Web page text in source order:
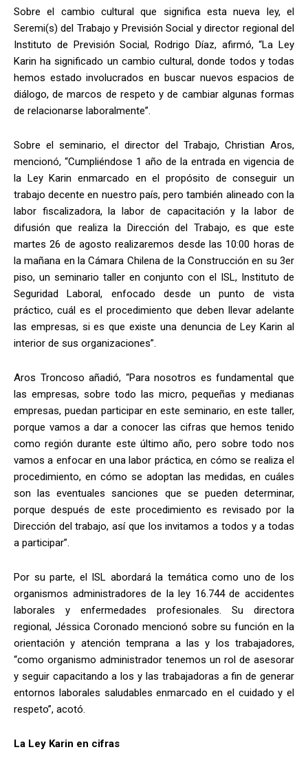
Sobre el cambio cultural que significa esta nueva ley, el
Seremi(s) del Trabajo y Previsión Social y director regional del
Instituto de Previsión Social, Rodrigo Díaz, afirmó, “La Ley
Karin ha significado un cambio cultural, donde todos y todas
hemos estado involucrados en buscar nuevos espacios de
diálogo, de marcos de respeto y de cambiar algunas formas
de relacionarse laboralmente”.
Sobre el seminario, el director del Trabajo, Christian Aros,
mencionó, “Cumpliéndose 1 año de la entrada en vigencia de
la Ley Karin enmarcado en el propósito de conseguir un
trabajo decente en nuestro país, pero también alineado con la
labor fiscalizadora, la labor de capacitación y la labor de
difusión que realiza la Dirección del Trabajo, es que este
martes 26 de agosto realizaremos desde las 10:00 horas de
la mañana en la Cámara Chilena de la Construcción en su 3er
piso, un seminario taller en conjunto con el ISL, Instituto de
Seguridad Laboral, enfocado desde un punto de vista
práctico, cuál es el procedimiento que deben llevar adelante
las empresas, si es que existe una denuncia de Ley Karin al
interior de sus organizaciones”.
Aros Troncoso añadió, “Para nosotros es fundamental que
las empresas, sobre todo las micro, pequeñas y medianas
empresas, puedan participar en este seminario, en este taller,
porque vamos a dar a conocer las cifras que hemos tenido
como región durante este último año, pero sobre todo nos
vamos a enfocar en una labor práctica, en cómo se realiza el
procedimiento, en cómo se adoptan las medidas, en cuáles
son las eventuales sanciones que se pueden determinar,
porque después de este procedimiento es revisado por la
Dirección del trabajo, así que los invitamos a todos y a todas
a participar”.
Por su parte, el ISL abordará la temática como uno de los
organismos administradores de la ley 16.744 de accidentes
laborales y enfermedades profesionales. Su directora
regional, Jéssica Coronado mencionó sobre su función en la
orientación y atención temprana a las y los trabajadores,
“como organismo administrador tenemos un rol de asesorar
y seguir capacitando a los y las trabajadoras a fin de generar
entornos laborales saludables enmarcado en el cuidado y el
respeto”, acotó.
La Ley Karin en cifras